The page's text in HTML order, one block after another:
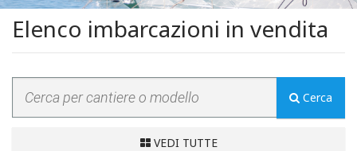
Elenco imbarcazioni in vendita
Cerca
VEDI TUTTE